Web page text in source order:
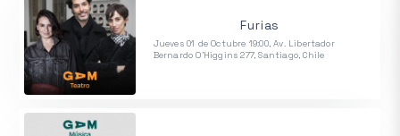
Furias
Jueves 01 de Octubre 19:00, Av. Libertador
Bernardo O'Higgins 277, Santiago, Chile